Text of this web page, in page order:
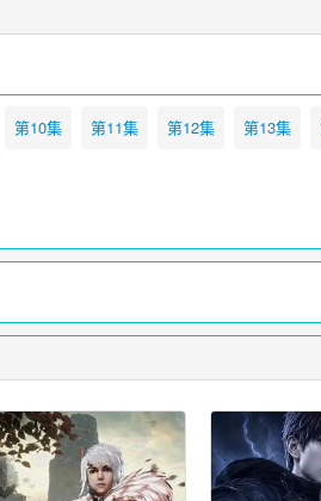
第10集 第11集 第12集 第13集